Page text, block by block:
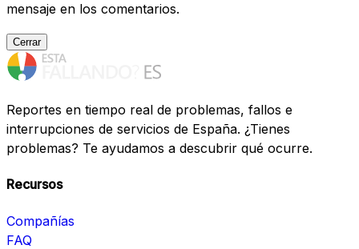
mensaje en los comentarios.
Cerrar
Reportes en tiempo real de problemas, fallos e
interrupciones de servicios de España. ¿Tienes
problemas? Te ayudamos a descubrir qué ocurre.
Recursos
Compañías
FAQ